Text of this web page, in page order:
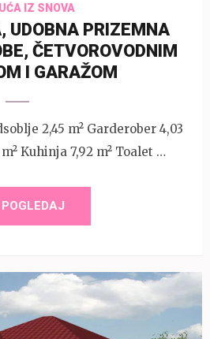
IZ SNOVA
UDOBNA PRIZEMNA
ČETVOROVODNIM
I GARAŽOM
2,45 m² Garderober 4,03
Kuhinja 7,92 m² Toalet …
POGLEDAJ